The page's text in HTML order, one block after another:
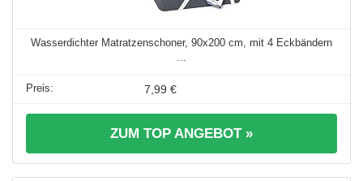
Wasserdichter Matratzenschoner, 90x200 cm, mit 4 Eckbändern
7,99 €
ZUM TOP ANGEBOT »